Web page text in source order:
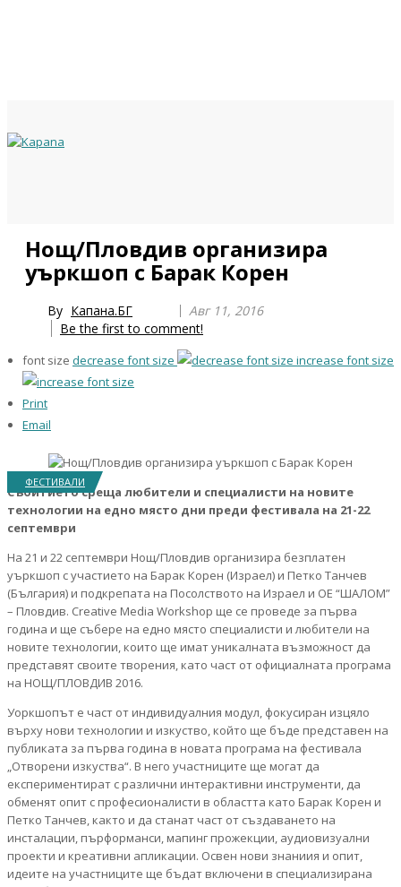
Нощ/Пловдив организира
уъркшоп с Барак Корен
By Капана.БГ
Авг 11, 2016
Be the first to comment!
font size decrease font size increase font size
Print
Email
ФЕСТИВАЛИ
Събитието среща любители и специалисти на новите
технологии на едно място дни преди фестивала на 21-22
септември
На 21 и 22 септември Нощ/Пловдив организира безплатен
уъркшоп с участието на Барак Корен (Израел) и Петко Танчев
(България) и подкрепата на Посолството на Израел и ОE “ШАЛОМ”
– Пловдив. Creative Media Workshop ще се проведе за първа
година и ще събере на едно място специалисти и любители на
новите технологии, които ще имат уникалната възможност да
представят своите творения, като част от официалната програма
на НОЩ/ПЛОВДИВ 2016.
Уоркшопът е част от индивидуалния модул, фокусиран изцяло
върху нови технологии и изкуство, който ще бъде представен на
публиката за първа година в новата програма на фестивала
„Отворени изкуства“. В него участниците ще могат да
експериментират с различни интерактивни инструменти, да
обменят опит с професионалисти в областта като Барак Корен и
Петко Танчев, както и да станат част от създаването на
инсталации, пърформанси, мапинг прожекции, аудиовизуални
проекти и креативни апликации. Освен нови знаниия и опит,
идеите на участниците ще бъдат включени в специализирана
Year
Month
Year
Month